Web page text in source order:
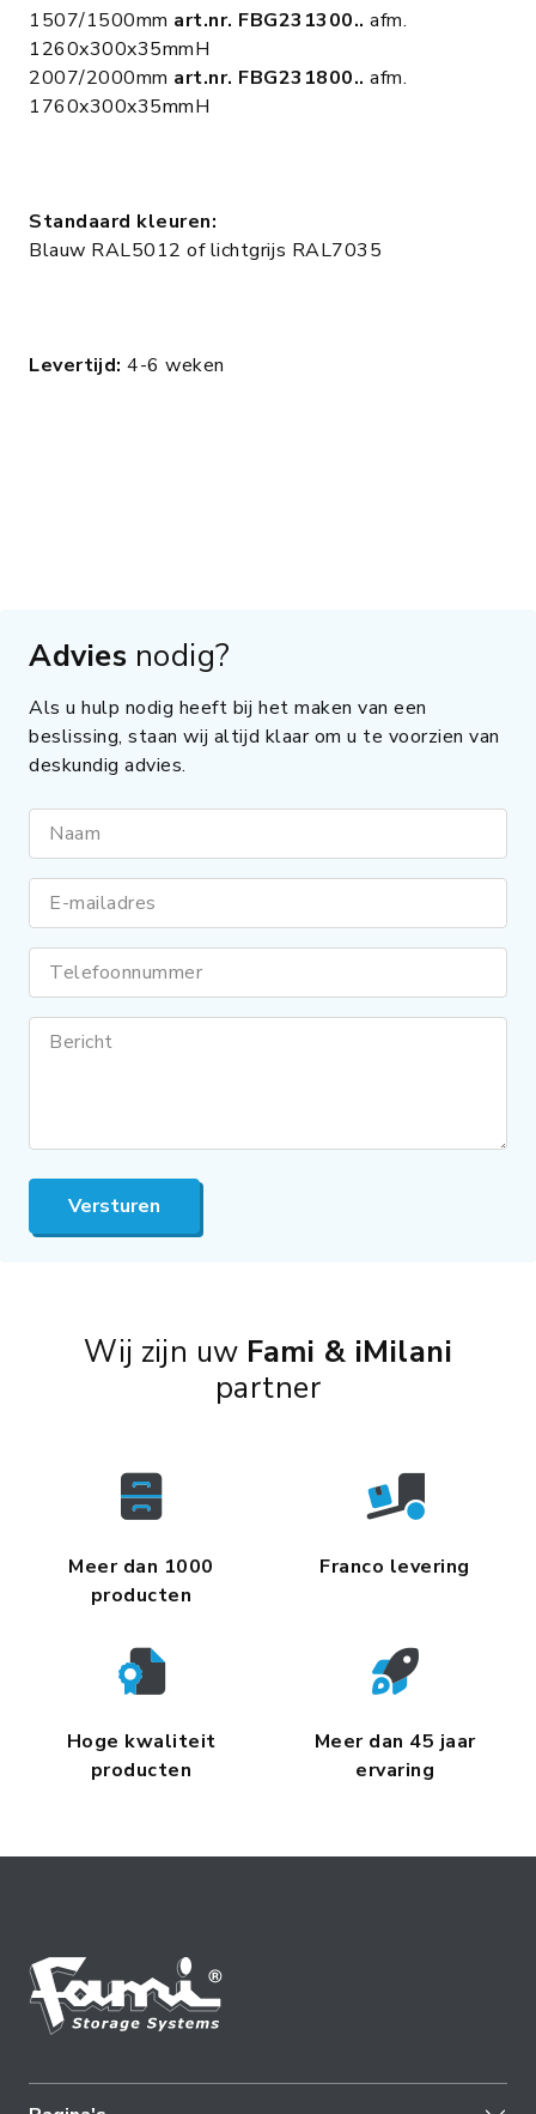
1507/1500mm art.nr. FBG231300.. afm.
1260x300x35mmH
2007/2000mm art.nr. FBG231800.. afm.
1760x300x35mmH
Standaard kleuren:
Blauw RAL5012 of lichtgrijs RAL7035
Levertijd: 4-6 weken
Advies nodig?
Als u hulp nodig heeft bij het maken van een
beslissing, staan wij altijd klaar om u te voorzien van
deskundig advies.
Naam
E-mailadres
Telefoonnummer
Bericht
Versturen
Wij zijn uw Fami & iMilani
partner
Meer dan 1000
producten
Franco levering
Hoge kwaliteit
producten
Meer dan 45 jaar
ervaring